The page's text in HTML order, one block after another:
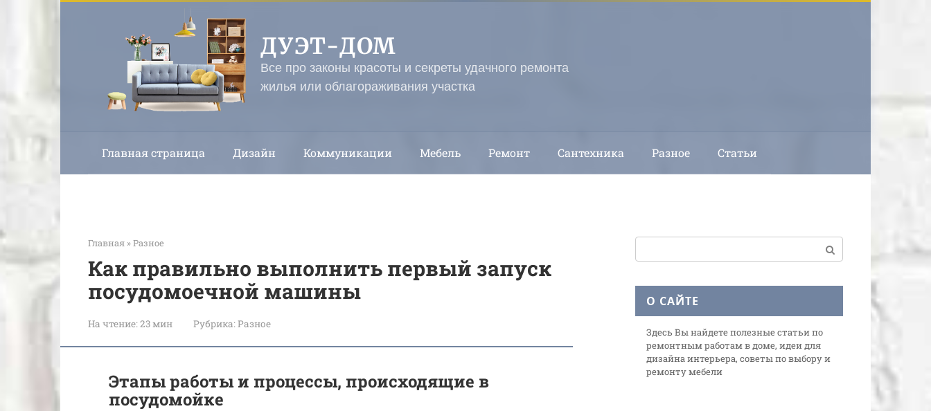
ДУЭТ-ДОМ
Все про законы красоты и секреты удачного ремонта
жилья или облагораживания участка
Главная страница Дизайн Коммуникации Мебель Ремонт Сантехника Разное Статьи
Главная »Разное
Как правильно выполнить первый запуск
посудомоечной машины
На чтение:23 мин Рубрика:Разное
Этапы работы и процессы, происходящие в
посудомойке
О САЙТЕ
Здесь Вы найдете полезные статьи по
ремонтным работам в доме, идеи для
дизайна интерьера, советы по выбору и
ремонту мебели